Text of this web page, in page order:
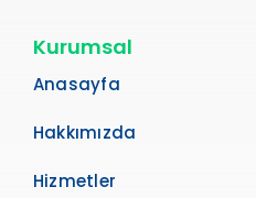
Kurumsal
Anasayfa
Hakkımızda
Hizmetler